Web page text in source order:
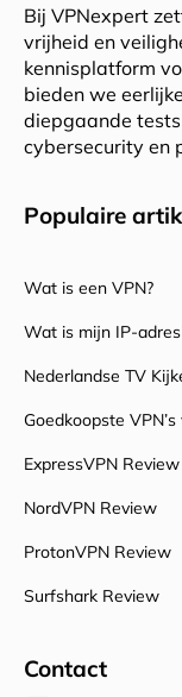
Bij VPNexpert
vrijheid en
kennisplatform
bieden we
diepgaande
cybersecurity en
Populaire
Wat is een VPN?
Wat is mijn IP-
Nederlandse TV
Goedkoopste
ExpressVPN Review
NordVPN Review
ProtonVPN Review
Surfshark Review
Contact